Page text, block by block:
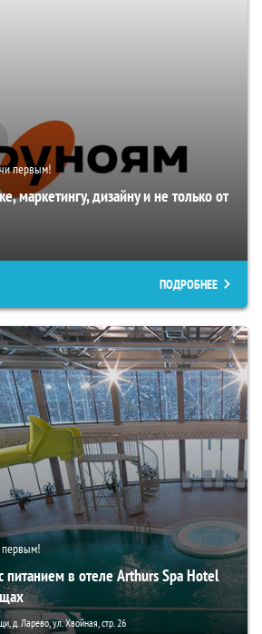
первым!
маркетингу, дизайну и не только от
ПОДРОБНЕЕ
в отеле Arthurs Spa Hotel
д. Ларево, ул. Хвойная, стр. 26